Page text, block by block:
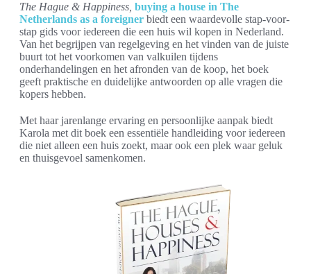
The Hague & Happiness, buying a house in The
Netherlands as a foreigner biedt een waardevolle stap-voor-
stap gids voor iedereen die een huis wil kopen in Nederland.
Van het begrijpen van regelgeving en het vinden van de juiste
buurt tot het voorkomen van valkuilen tijdens
onderhandelingen en het afronden van de koop, het boek
geeft praktische en duidelijke antwoorden op alle vragen die
kopers hebben.
Met haar jarenlange ervaring en persoonlijke aanpak biedt
Karola met dit boek een essentiële handleiding voor iedereen
die niet alleen een huis zoekt, maar ook een plek waar geluk
en thuisgevoel samenkomen.